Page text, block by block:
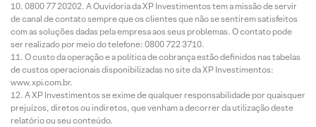
0800 77 20202. A Ouvidoria da XP Investimentos tem a missão de servir
de canal de contato sempre que os clientes que não se sentirem satisfeitos
com as soluções dadas pela empresa aos seus problemas. O contato pode
ser realizado por meio do telefone: 0800 722 3710.
O custo da operação e a política de cobrança estão definidos nas tabelas
de custos operacionais disponibilizadas no site da XP Investimentos:
www.xpi.com.br.
A XP Investimentos se exime de qualquer responsabilidade por quaisquer
prejuízos, diretos ou indiretos, que venham a decorrer da utilização deste
relatório ou seu conteúdo.